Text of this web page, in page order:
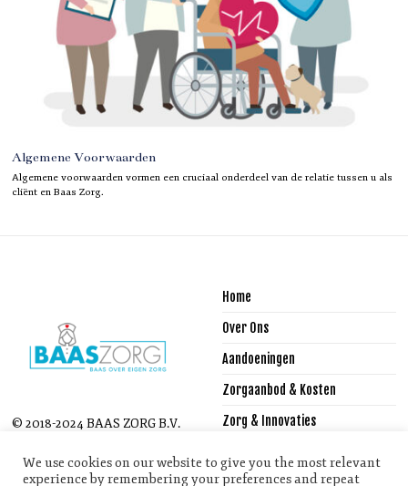
Algemene Voorwaarden
Algemene voorwaarden vormen een cruciaal onderdeel van de relatie tussen u als
cliënt en Baas Zorg.
© 2018-2024 BAAS ZORG B.V.
Home
Over Ons
Aandoeningen
Zorgaanbod & Kosten
Zorg & Innovaties
We use cookies on our website to give you the most relevant
experience by remembering your preferences and repeat